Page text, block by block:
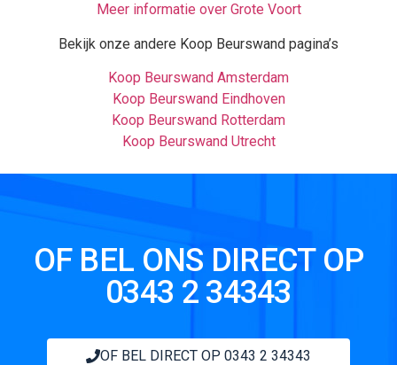
Meer informatie over Grote Voort
Bekijk onze andere Koop Beurswand pagina’s
Koop Beurswand Amsterdam
Koop Beurswand Eindhoven
Koop Beurswand Rotterdam
Koop Beurswand Utrecht
OF BEL ONS DIRECT OP
0343 2 34343
OF BEL DIRECT OP 0343 2 34343